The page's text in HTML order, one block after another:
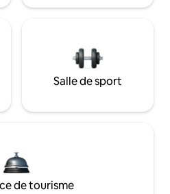
Salle de sport
de tourisme